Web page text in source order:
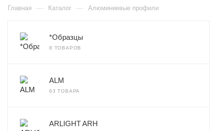
Главная — Каталог — Алюминиевые профили
*Образцы
8 ТОВАРОВ
ALM
63 ТОВАРА
ARLIGHT ARH